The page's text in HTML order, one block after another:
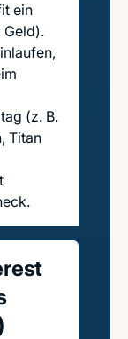
ein
Geld).
(z. B.
Titan